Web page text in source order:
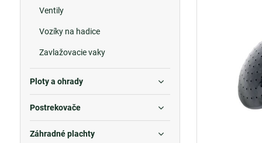
Nech už sa
vašich rastlín.
Ventily
Vozíky na hadice
Zavlažovacie vaky
Ploty a ohrady
Postrekovače
Záhradné plachty